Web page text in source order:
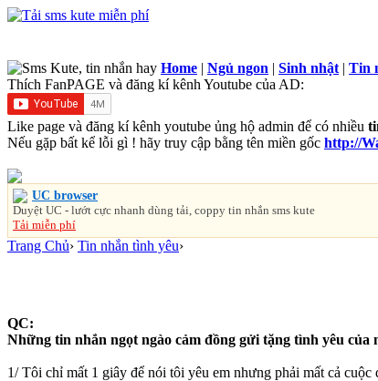
Home | Ngủ ngon | Sinh nhật | Tin
Thích FanPAGE và đăng kí kênh Youtube của AD:
Like page và đăng kí kênh youtube ủng hộ admin để có nhiều
Nếu gặp bất kể lỗi gì ! hãy truy cập bằng tên miền gốc http://
UC browser
Duyệt UC - lướt cực nhanh dùng tải, coppy tin nhắn sms kute
Tải miễn phí
Trang Chủ› Tin nhắn tình yêu›
QC:
Những tin nhắn ngọt ngào cảm đồng gửi tặng tình yêu của
1/ Tôi chỉ mất 1 giây để nói tôi yêu em nhưng phải mất cả cuộc